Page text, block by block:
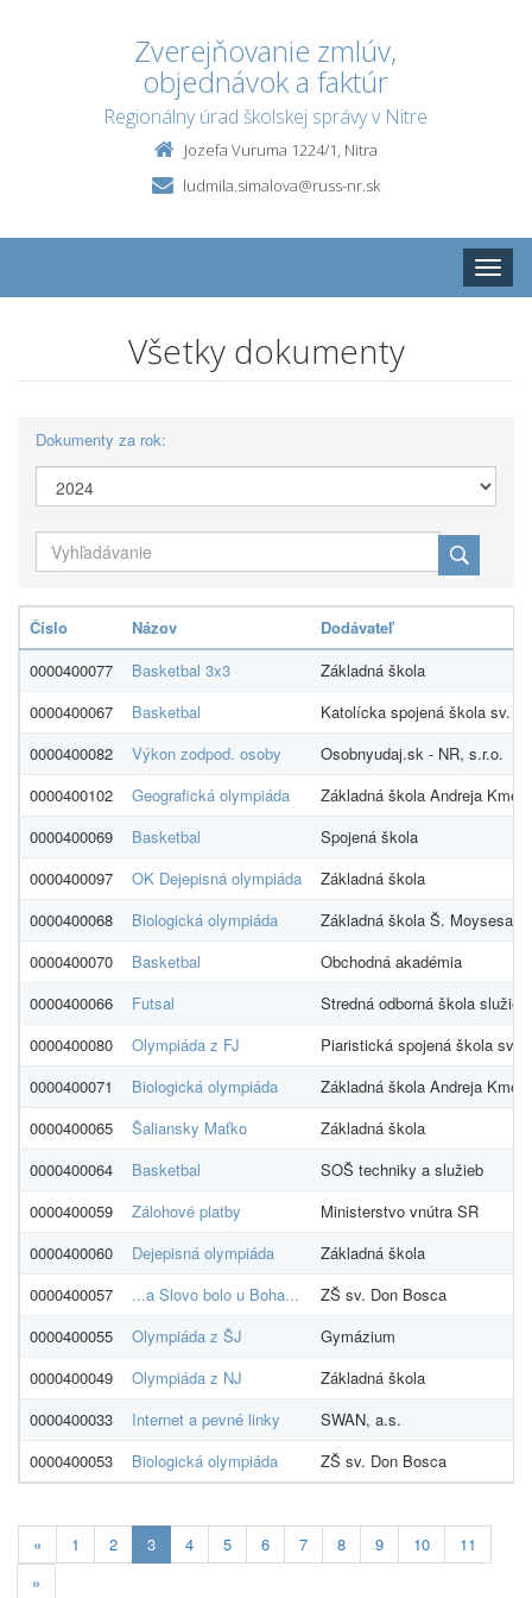
Zverejňovanie zmlúv,
objednávok a faktúr
Regionálny úrad školskej správy v Nitre
Jozefa Vuruma 1224/1, Nitra
ludmila.simalova@russ-nr.sk
Toggle
Všetky dokumenty
Dokumenty za rok:
Číslo Názov
Dodávateľ
0000400077
Basketbal 3x3
Základná škola
0000400067
Basketbal
Katolícka spojená škola sv.
0000400082
Výkon zodpod. osoby
Osobnyudaj.sk - NR, s.r.o.
0000400102
Geografická olympiáda
Základná škola Andreja Kmeťa
0000400069
Basketbal
Spojená škola
0000400097
OK Dejepisná olympiáda
Základná škola
0000400068
Biologická olympiáda
Základná škola Š. Moysesa
0000400070
Basketbal
Obchodná akadémia
0000400066
Futsal
Stredná odborná škola služieb
0000400080
Olympiáda z FJ
Piaristická spojená škola sv.
0000400071
Biologická olympiáda
Základná škola Andreja Kmeťa
0000400065
Šaliansky Maťko
Základná škola
0000400064
Basketbal
SOŠ techniky a služieb
0000400059
Zálohové platby
Ministerstvo vnútra SR
0000400060
Dejepisná olympiáda
Základná škola
0000400057
...a Slovo bolo u Boha...
ZŠ sv. Don Bosca
0000400055
Olympiáda z ŠJ
Gymázium
0000400049
Olympiáda z NJ
Základná škola
0000400033
Internet a pevné linky
SWAN, a.s.
0000400053
Biologická olympiáda ZŠ sv. Don Bosca
« 1 2 3Aktualna-
stranka
4 5 6 7 8 9 10
11
»